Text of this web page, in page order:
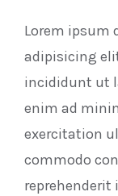
Lorem ipsum
adipisicing
incididunt ut
enim ad
exercitation
commodo